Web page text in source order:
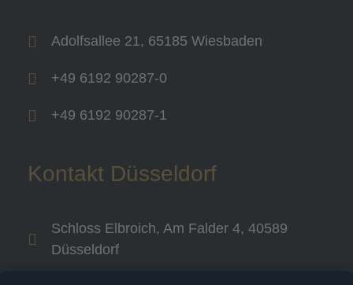
Adolfsallee 21, 65185 Wiesbaden
+49 6192 90287-0
+49 6192 90287-1
Kontakt Düsseldorf
Schloss Elbroich, Am Falder 4, 40589
Düsseldorf